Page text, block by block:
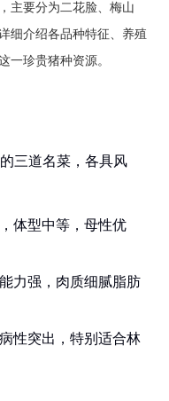
主要分为二花脸、梅山
细介绍各品种特征、养殖
一珍贵猪种资源。
三道名菜，各具风
体型中等，母性优
力强，肉质细腻脂肪
性突出，特别适合林